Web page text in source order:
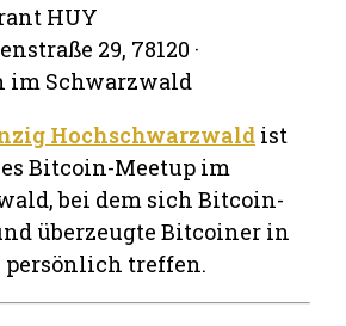
HUY
29, 78120 ·
im Schwarzwald
Hochschwarzwald ist
Bitcoin-Meetup im
bei dem sich Bitcoin-
überzeugte Bitcoiner in
treffen.